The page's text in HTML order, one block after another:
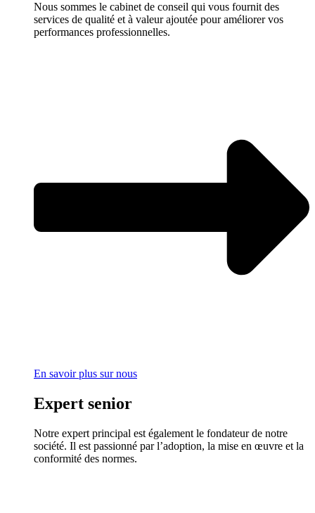
Nous sommes le cabinet de conseil qui vous fournit des
services de qualité et à valeur ajoutée pour améliorer vos
performances professionnelles.
En savoir plus sur nous
Expert senior
Notre expert principal est également le fondateur de notre
société. Il est passionné par l’adoption, la mise en œuvre et la
conformité des normes.